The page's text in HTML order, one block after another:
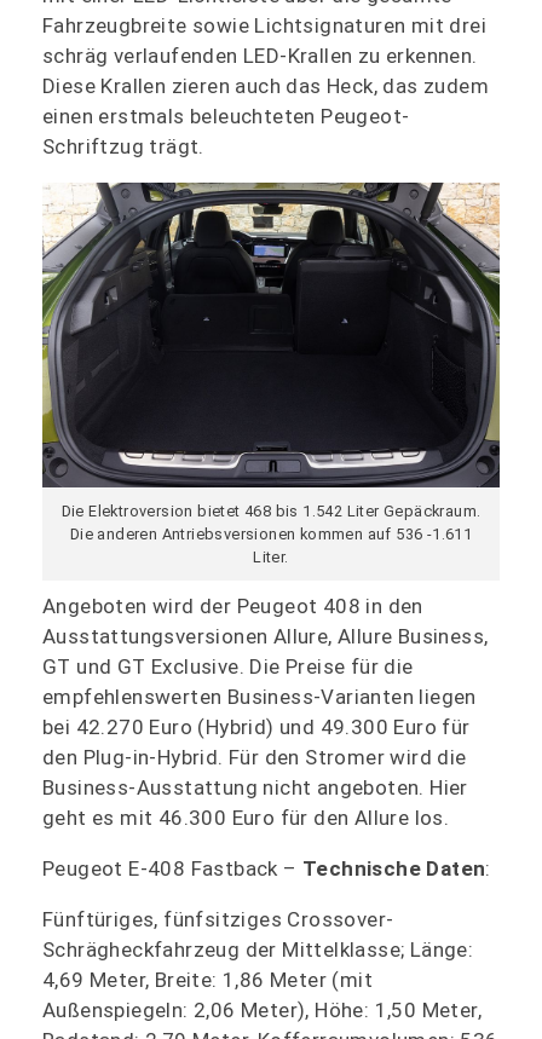
Fahrzeugbreite sowie Lichtsignaturen mit drei
schräg verlaufenden LED-Krallen zu erkennen.
Diese Krallen zieren auch das Heck, das zudem
einen erstmals beleuchteten Peugeot-
Schriftzug trägt.
Die Elektroversion bietet 468 bis 1.542 Liter Gepäckraum.
Die anderen Antriebsversionen kommen auf 536 -1.611
Liter.
Angeboten wird der Peugeot 408 in den
Ausstattungsversionen Allure, Allure Business,
GT und GT Exclusive. Die Preise für die
empfehlenswerten Business-Varianten liegen
bei 42.270 Euro (Hybrid) und 49.300 Euro für
den Plug-in-Hybrid. Für den Stromer wird die
Business-Ausstattung nicht angeboten. Hier
geht es mit 46.300 Euro für den Allure los.
Peugeot E-408 Fastback – Technische Daten:
Fünftüriges, fünfsitziges Crossover-
Schrägheckfahrzeug der Mittelklasse; Länge:
4,69 Meter, Breite: 1,86 Meter (mit
Außenspiegeln: 2,06 Meter), Höhe: 1,50 Meter,